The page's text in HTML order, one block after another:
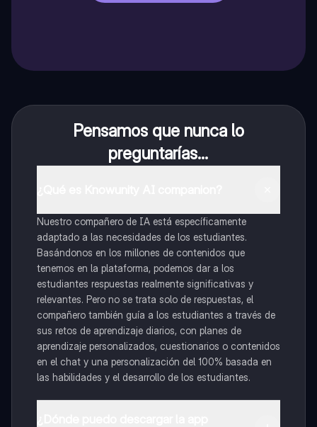
Pensamos que nunca lo
preguntarías...
Nuestro compañero de IA está específicamente
adaptado a las necesidades de los estudiantes.
Basándonos en los millones de contenidos que
tenemos en la plataforma, podemos dar a los
estudiantes respuestas realmente significativas y
relevantes. Pero no se trata solo de respuestas, el
compañero también guía a los estudiantes a través de
sus retos de aprendizaje diarios, con planes de
aprendizaje personalizados, cuestionarios o contenidos
en el chat y una personalización del 100% basada en
las habilidades y el desarrollo de los estudiantes.